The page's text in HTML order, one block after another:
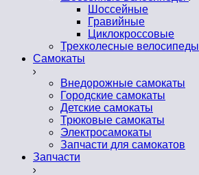
Шоссейные
Гравийные
Циклокроссовые
Трехколесные велосипеды
Самокаты
Внедорожные самокаты
Городские самокаты
Детские самокаты
Трюковые самокаты
Электросамокаты
Запчасти для самокатов
Запчасти